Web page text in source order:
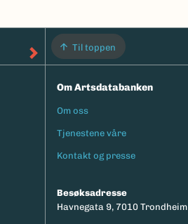
Til toppen
Om Artsdatabanken
Footermeny
Om oss
Tjenestene våre
Kontakt og presse
Besøksadresse
Havnegata 9, 7010 Trondheim